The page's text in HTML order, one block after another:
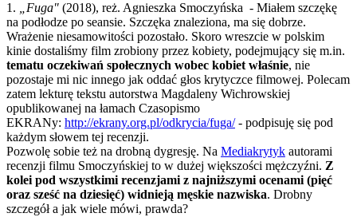
1. „Fuga" (2018), reż. Agnieszka Smoczyńska - Miałem szczękę
na podłodze po seansie. Szczęka znaleziona, ma się dobrze.
Wrażenie niesamowitości pozostało. Skoro wreszcie w polskim
kinie dostaliśmy film zrobiony przez kobiety, podejmujący się m.in.
tematu oczekiwań społecznych wobec kobiet właśnie, nie
pozostaje mi nic innego jak oddać głos krytyczce filmowej. Polecam
zatem lekturę tekstu autorstwa Magdaleny Wichrowskiej
opublikowanej na łamach Czasopismo
EKRANy: http://ekrany.org.pl/odkrycia/fuga/- podpisuję się pod
każdym słowem tej recenzji.
Pozwolę sobie też na drobną dygresję. Na Mediakrytyk autorami
recenzji filmu Smoczyńskiej to w dużej większości mężczyźni. Z
kolei pod wszystkimi recenzjami z najniższymi ocenami (pięć
oraz sześć na dziesięć) widnieją męskie nazwiska. Drobny
szczegół a jak wiele mówi, prawda?